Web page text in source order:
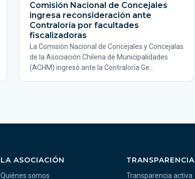
Comisión Nacional de Concejales
ingresa reconsideración ante
Contraloría por facultades
fiscalizadoras
La Comisión Nacional de Concejales y Concejalas
de la Asociación Chilena de Municipalidades
(ACHM) ingresó ante la Contraloría Ge…
LA ASOCIACIÓN
Quiénes somos
TRANSPARENCIA
Transparencia activa